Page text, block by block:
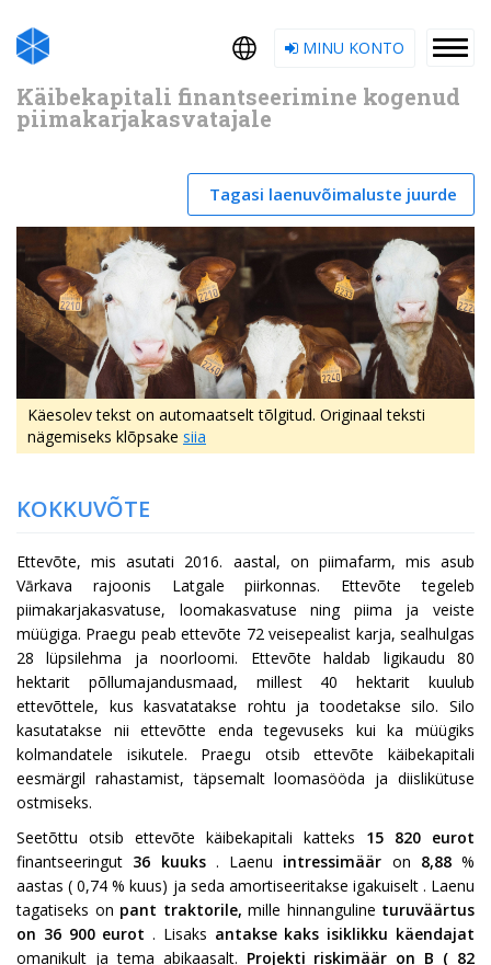
MINU KONTO
Käibekapitali finantseerimine kogenud
piimakarjakasvatajale
Tagasi laenuvõimaluste juurde
Käesolev tekst on automaatselt tõlgitud. Originaal teksti
nägemiseks klõpsake siia
KOKKUVÕTE
Ettevõte, mis asutati 2016. aastal, on piimafarm, mis asub
Vārkava rajoonis Latgale piirkonnas. Ettevõte tegeleb
piimakarjakasvatuse, loomakasvatuse ning piima ja veiste
müügiga. Praegu peab ettevõte 72 veisepealist karja, sealhulgas
28 lüpsilehma ja noorloomi. Ettevõte haldab ligikaudu 80
hektarit põllumajandusmaad, millest 40 hektarit kuulub
ettevõttele, kus kasvatatakse rohtu ja toodetakse silo. Silo
kasutatakse nii ettevõtte enda tegevuseks kui ka müügiks
kolmandatele isikutele. Praegu otsib ettevõte käibekapitali
eesmärgil rahastamist, täpsemalt loomasööda ja diislikütuse
ostmiseks.
Seetõttu otsib ettevõte käibekapitali katteks 15 820 eurot
finantseeringut 36 kuuks. Laenu intressimäär on 8,88%
aastas( 0,74 % kuus) ja seda amortiseeritakse igakuiselt . Laenu
tagatiseks on pant traktorile, mille hinnanguline turuväärtus
on 36 900 eurot . Lisaks antakse kaks isiklikku käendajat
omanikult ja tema abikaasalt. Projekti riskimäär on B ( 82